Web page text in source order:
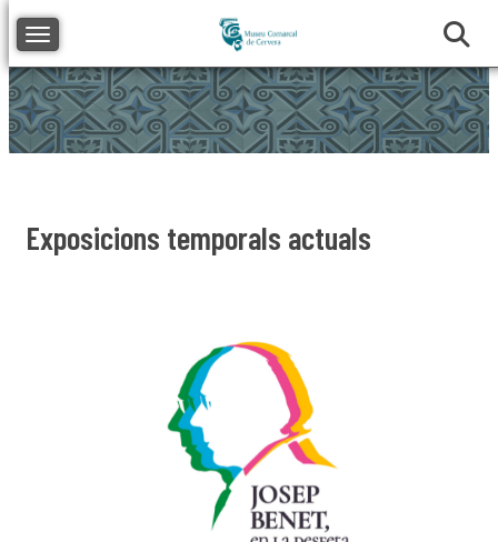
Toggle navigation
Exposicions temporals actuals